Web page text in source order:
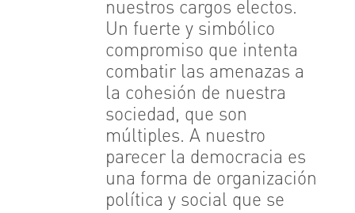
nuestros cargos electos.
Un fuerte y simbólico
compromiso que intenta
combatir las amenazas a
la cohesión de nuestra
sociedad, que son
múltiples. A nuestro
parecer la democracia es
una forma de organización
política y social que se